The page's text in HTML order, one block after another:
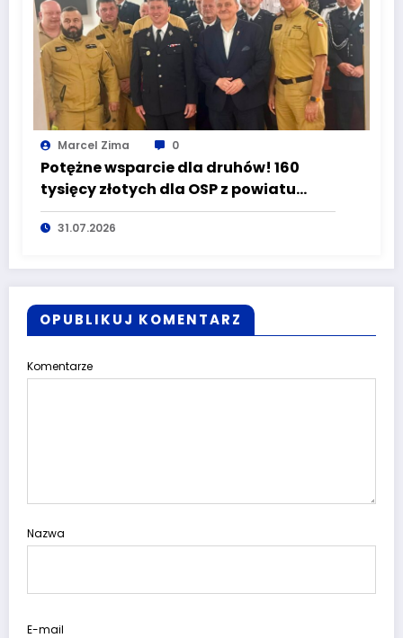
Marcel Zima 0
Potężne wsparcie dla druhów! 160
tysięcy złotych dla OSP z powiatu
wałbrzyskiego
31.07.2026
OPUBLIKUJ KOMENTARZ
Komentarze
Nazwa
E-mail